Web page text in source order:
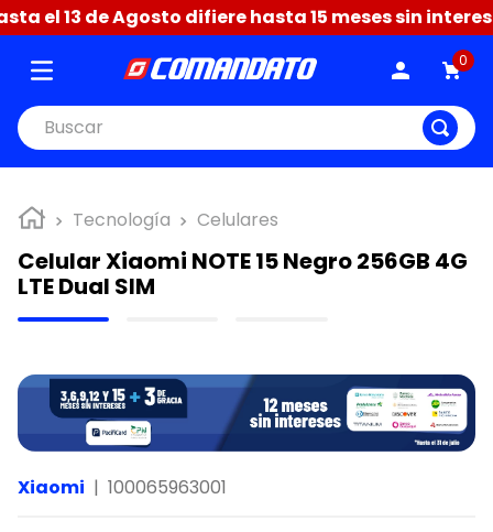
el 13 de Agosto difiere hasta 15 meses sin
0
Buscar
Tecnología Celulares
Celular Xiaomi NOTE 15 Negro 256GB 4G
LTE Dual SIM
Xiaomi | 100065963001